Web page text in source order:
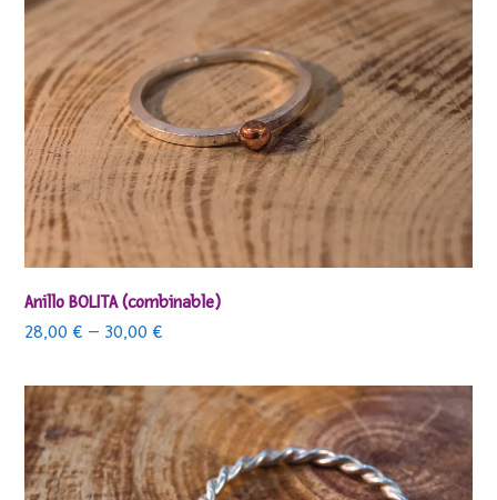
Anillo BOLITA (combinable)
28,00€ – 30,00€